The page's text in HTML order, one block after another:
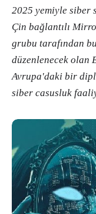
2025 yemiyle siber
Çin bağlantılı
grubu tarafından
düzenlenecek
Avrupa'daki bir
siber casusluk